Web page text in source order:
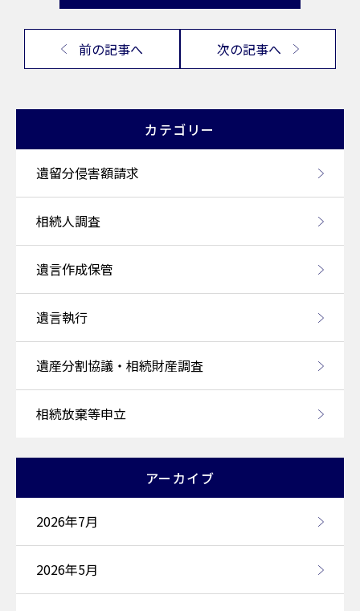
前の記事へ 次の記事へ
カテゴリー
遺留分侵害額請求
相続人調査
遺言作成保管
遺言執行
遺産分割協議・相続財産調査
相続放棄等申立
アーカイブ
2026年7月
2026年5月